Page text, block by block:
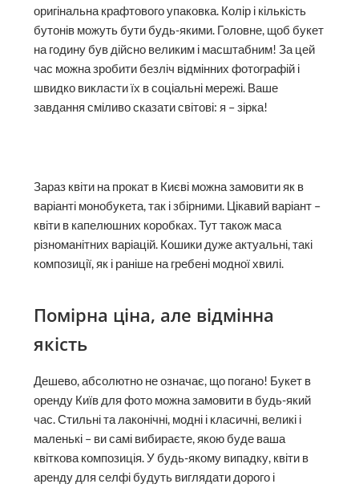
оригінальна крафтового упаковка. Колір і кількість
бутонів можуть бути будь-якими. Головне, щоб букет
на годину був дійсно великим і масштабним! За цей
час можна зробити безліч відмінних фотографій і
швидко викласти їх в соціальні мережі. Ваше
завдання сміливо сказати світові: я – зірка!
Зараз квіти на прокат в Києві можна замовити як в
варіанті монобукета, так і збірними. Цікавий варіант –
квіти в капелюшних коробках. Тут також маса
різноманітних варіацій. Кошики дуже актуальні, такі
композиції, як і раніше на гребені модної хвилі.
Помірна ціна, але відмінна
якість
Дешево, абсолютно не означає, що погано! Букет в
оренду Київ для фото можна замовити в будь-який
час. Стильні та лаконічні, модні і класичні, великі і
маленькі – ви самі вибираєте, якою буде ваша
квіткова композиція. У будь-якому випадку, квіти в
аренду для селфі будуть виглядати дорого і